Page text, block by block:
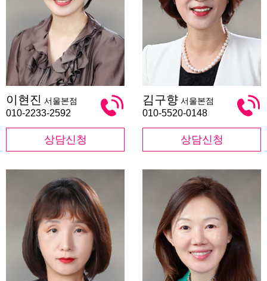
현
진
이현진 서울본점
010-2233-2592
상담신청
구
향
김구향 서울본점
010-5520-0148
상담신청